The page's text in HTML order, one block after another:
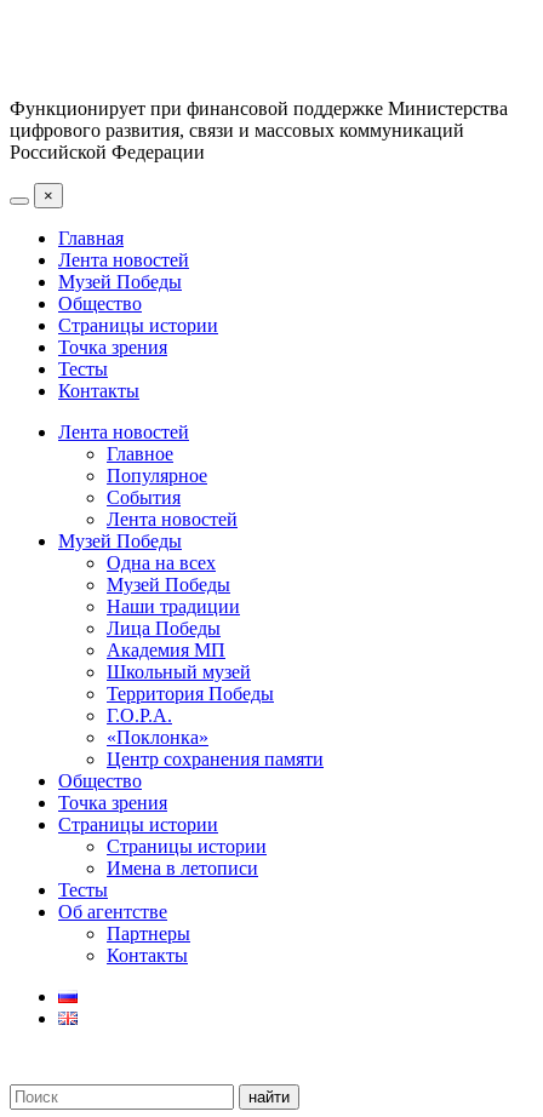
Функционирует при финансовой поддержке Министерства
цифрового развития, связи и массовых коммуникаций
Российской Федерации
×
Главная
Лента новостей
Музей Победы
Общество
Страницы истории
Точка зрения
Тесты
Контакты
Лента новостей
Главное
Популярное
События
Лента новостей
Музей Победы
Одна на всех
Музей Победы
Наши традиции
Лица Победы
Академия МП
Школьный музей
Территория Победы
Г.О.Р.А.
«Поклонка»
Центр сохранения памяти
Общество
Точка зрения
Страницы истории
Страницы истории
Имена в летописи
Тесты
Об агентстве
Партнеры
Контакты